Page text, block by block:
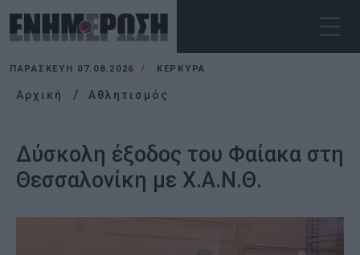
ΠΑΡΑΣΚΕΥΉ 07.08.2026 ΚΕΡΚΥΡΑ
Αρχική Αθλητισμός
Δύσκολη έξοδος του Φαίακα στη
Θεσσαλονίκη με Χ.Α.Ν.Θ.